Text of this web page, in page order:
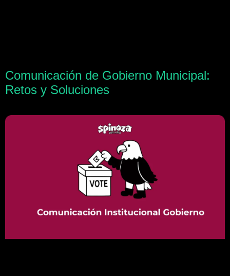
Comunicación de Gobierno Municipal:
Retos y Soluciones